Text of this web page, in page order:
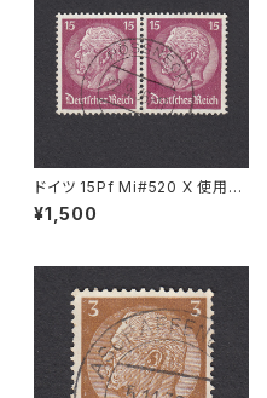
ドイツ 15Pf Mi#520 X 使用済
み切手｜PÖSSNECK 22.9.19
36
¥1,500